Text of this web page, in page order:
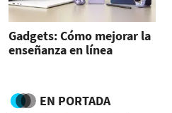
Gadgets: Cómo mejorar la
enseñanza en línea
EN PORTADA